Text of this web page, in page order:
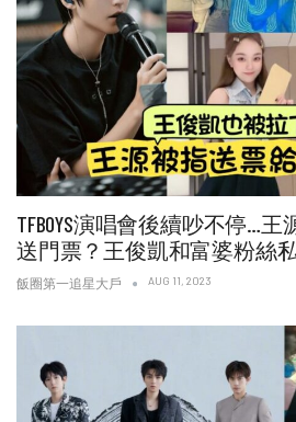
TFBOYS演唱會後續吵不停…
送門票？王俊凱和富婆粉絲
飯圈第一追星大戶 AUG 11, 2023